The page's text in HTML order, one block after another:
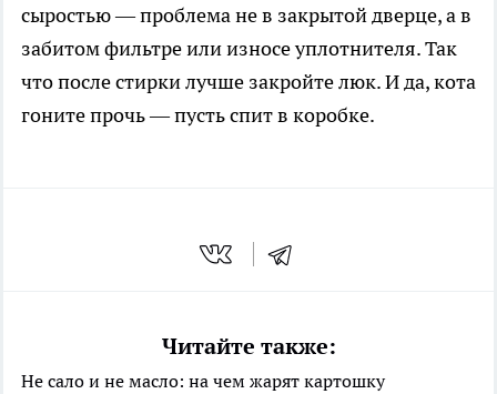
сыростью — проблема не в закрытой дверце, а в
забитом фильтре или износе уплотнителя. Так
что после стирки лучше закройте люк. И да, кота
гоните прочь — пусть спит в коробке.
Читайте также:
Не сало и не масло: на чем жарят картошку